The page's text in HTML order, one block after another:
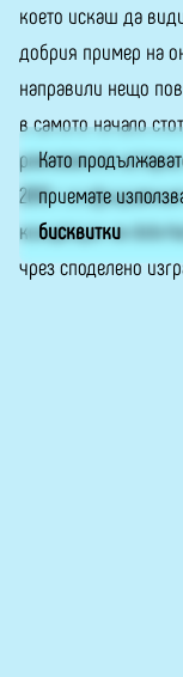
което искаш да
добрия пример на
направили нещо
в самото начало
разказаните
2019 г. е
концепция на
чрез споделено
Като
приемате
бисквитки